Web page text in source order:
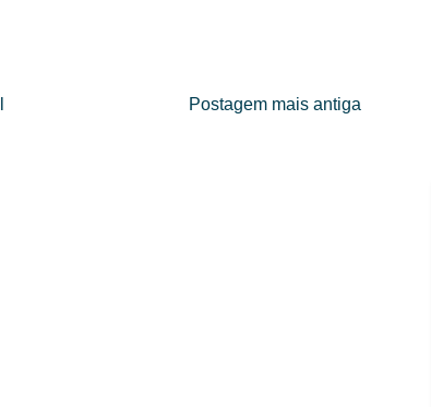
Postagem mais antiga